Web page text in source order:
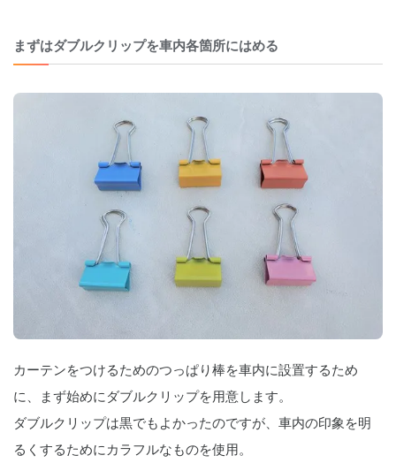
まずはダブルクリップを車内各箇所にはめる
カーテンをつけるためのつっぱり棒を車内に設置するため
に、まず始めにダブルクリップを用意します。
ダブルクリップは黒でもよかったのですが、車内の印象を明
るくするためにカラフルなものを使用。